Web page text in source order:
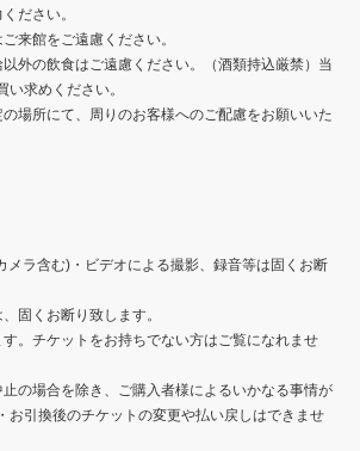
ださい。
来館をご遠慮ください。
外の飲食はご遠慮ください。（酒類持込厳禁）当
い求めください。
場所にて、周りのお客様へのご配慮をお願いいた
メラ含む)・ビデオによる撮影、録音等は固くお断
固くお断り致します。
。チケットをお持ちでない方はご覧になれませ
の場合を除き、ご購入者様によるいかなる事情が
お引換後のチケットの変更や払い戻しはできませ